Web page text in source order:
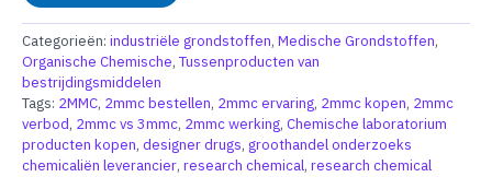
Categorieën: industriële grondstoffen, Medische Grondstoffen,
Organische Chemische, Tussenproducten van
bestrijdingsmiddelen
Tags: 2MMC, 2mmc bestellen, 2mmc ervaring, 2mmc kopen, 2mmc
verbod, 2mmc vs 3mmc, 2mmc werking, Chemische laboratorium
producten kopen, designer drugs, groothandel onderzoeks
chemicaliën leverancier, research chemical, research chemical